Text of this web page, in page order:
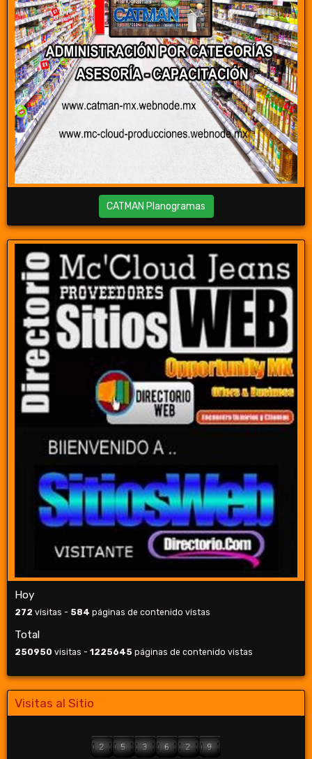
CATMAN Planogramas
Hoy
272 visitas - 584 páginas de contenido vistas
Total
250950 visitas - 1225645 páginas de contenido vistas
Visitas al Sitio